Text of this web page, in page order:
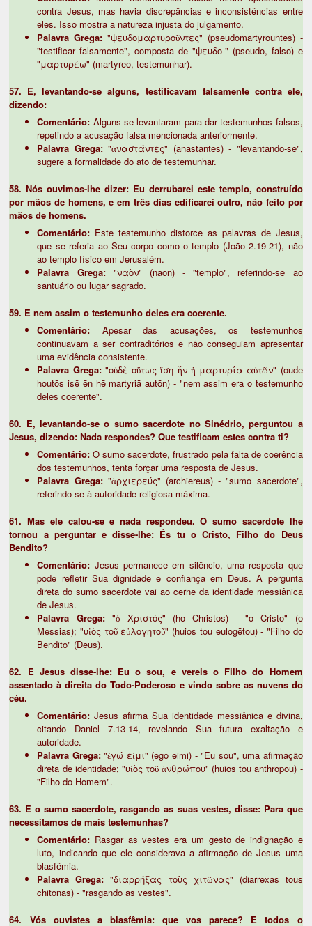
contra Jesus, mas havia discrepâncias e inconsistências entre
eles. Isso mostra a natureza injusta do julgamento.
Palavra Grega: "ψευδομαρτυροῦντες" (pseudomartyrountes) -
"testificar falsamente", composta de "ψευδο-" (pseudo, falso) e
"μαρτυρέω" (martyreo, testemunhar).
57. E, levantando-se alguns, testificavam falsamente contra ele,
dizendo:
Comentário: Alguns se levantaram para dar testemunhos falsos,
repetindo a acusação falsa mencionada anteriormente.
Palavra Grega:"ἀναστάντες" (anastantes) - "levantando-se",
sugere a formalidade do ato de testemunhar.
58. Nós ouvimos-lhe dizer: Eu derrubarei este templo, construído
por mãos de homens, e em três dias edificarei outro, não feito por
mãos de homens.
Comentário: Este testemunho distorce as palavras de Jesus,
que se referia ao Seu corpo como o templo (João 2.19-21), não
ao templo físico em Jerusalém.
Palavra Grega:"ναὸν" (naon) - "templo", referindo-se ao
santuário ou lugar sagrado.
59. E nem assim o testemunho deles era coerente.
Comentário: Apesar das acusações, os testemunhos
continuavam a ser contraditórios e não conseguiam apresentar
uma evidência consistente.
Palavra Grega:"οὐδὲ οὕτως ἴση ἦν ἡ μαρτυρία αὐτῶν" (oude
houtōs isē ēn hē martyriā autōn) - "nem assim era o testemunho
deles coerente".
60. E, levantando-se o sumo sacerdote no Sinédrio, perguntou a
Jesus, dizendo: Nada respondes? Que testificam estes contra ti?
Comentário: O sumo sacerdote, frustrado pela falta de coerência
dos testemunhos, tenta forçar uma resposta de Jesus.
Palavra Grega:"ἀρχιερεύς" (archiereus) - "sumo sacerdote",
referindo-se à autoridade religiosa máxima.
61. Mas ele calou-se e nada respondeu. O sumo sacerdote lhe
tornou a perguntar e disse-lhe: És tu o Cristo, Filho do Deus
Bendito?
Comentário: Jesus permanece em silêncio, uma resposta que
pode refletir Sua dignidade e confiança em Deus. A pergunta
direta do sumo sacerdote vai ao cerne da identidade messiânica
de Jesus.
Palavra Grega:"ὁ Χριστός" (ho Christos) - "o Cristo" (o
Messias); "υἱὸς τοῦ εὐλογητοῦ" (huios tou eulogētou) - "Filho do
Bendito" (Deus).
62. E Jesus disse-lhe: Eu o sou, e vereis o Filho do Homem
assentado à direita do Todo-Poderoso e vindo sobre as nuvens do
céu.
Comentário: Jesus afirma Sua identidade messiânica e divina,
citando Daniel 7.13-14, revelando Sua futura exaltação e
autoridade.
Palavra Grega:"ἐγώ εἰμι" (egō eimi) - "Eu sou", uma afirmação
direta de identidade; "υἱὸς τοῦ ἀνθρώπου" (huios tou anthrōpou) -
"Filho do Homem".
63. E o sumo sacerdote, rasgando as suas vestes, disse: Para que
necessitamos de mais testemunhas?
Comentário: Rasgar as vestes era um gesto de indignação e
luto, indicando que ele considerava a afirmação de Jesus uma
blasfêmia.
Palavra Grega: "διαρρήξας τοὺς χιτῶνας" (diarrēxas tous
chitōnas) - "rasgando as vestes".
64. Vós ouvistes a blasfêmia: que vos parece? E todos o